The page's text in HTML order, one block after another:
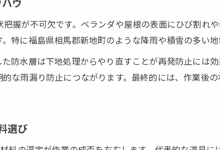
ウ
握が不可欠です。ベランダや屋根の表面にひび割れ
特に福島県相馬郡新地町のような降雨や積雪の多い
防水層は下地処理からやり直すことが再発防止には
な雨漏り防止につながります。最終的には、作業後
選び